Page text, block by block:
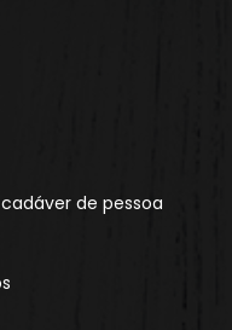
de pessoa